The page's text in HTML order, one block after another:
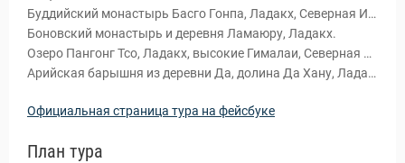
Туры
Буддийский монастырь Басго Гонпа, Ладакх, Северная Индия.
Боновский монастырь и деревня Ламаюру, Ладакх.
Озеро Пангонг Тсо, Ладакх, высокие Гималаи, Северная Индия.
Арийская барышня из деревни Да, долина Да Хану, Ладакх, Северная Индия.
Официальная страница тура на фейсбуке
План тура